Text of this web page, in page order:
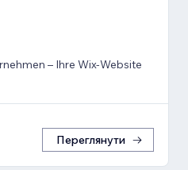
– Ihre Wix-Website
Переглянути